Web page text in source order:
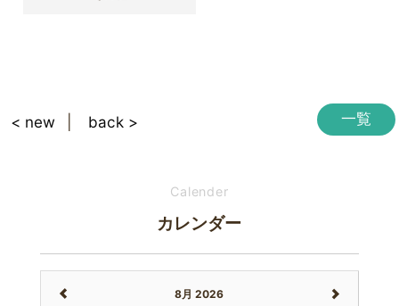
一覧
< new back >
Calender
カレンダー
8月 2026